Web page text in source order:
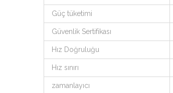
Güç tüketimi
Güvenlik Sertifikası
Hız Doğruluğu
Hız sınırı
zamanlayıcı